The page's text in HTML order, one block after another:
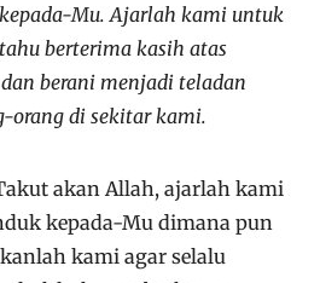
Mu. Ajarlah kami untuk
berterima kasih atas
berani menjadi teladan
orang di sekitar kami.
akan Allah, ajarlah kami
kepada-Mu dimana pun
kami agar selalu